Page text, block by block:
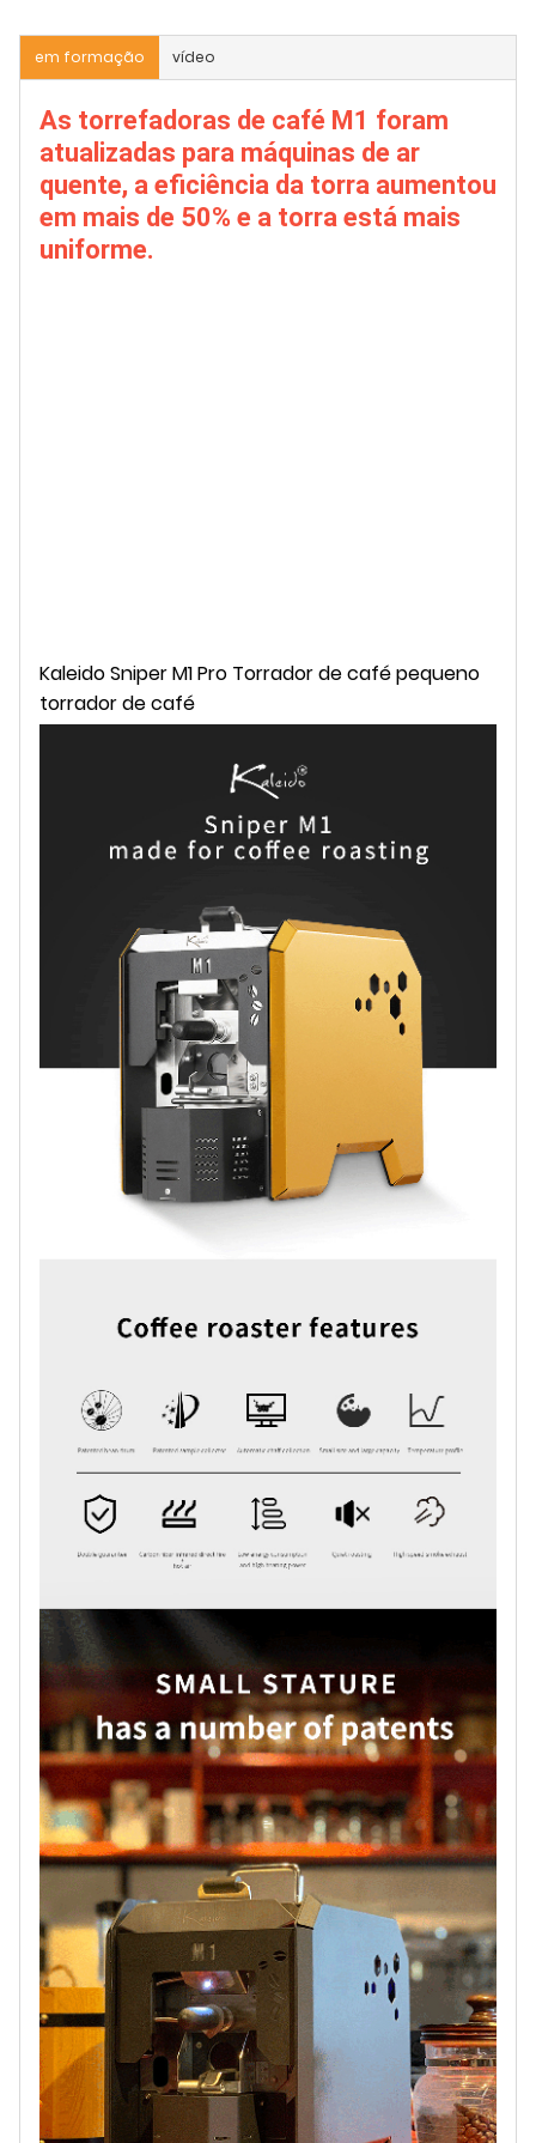
em formação vídeo
As torrefadoras de café M1 foram
atualizadas para máquinas de ar
quente, a eficiência da torra aumentou
em mais de 50% e a torra está mais
uniforme.
Kaleido Sniper M1 Pro Torrador de café pequeno
torrador de café